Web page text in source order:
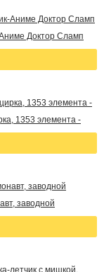
Доктор Сламп
1353 элемента -
заводной